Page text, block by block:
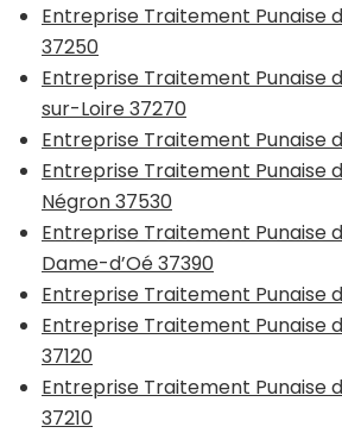
Entreprise Traitement Punaise
37250
Entreprise Traitement Punaise
sur-Loire 37270
Entreprise Traitement Punaise
Entreprise Traitement Punaise
Négron 37530
Entreprise Traitement Punaise
Dame-d’Oé 37390
Entreprise Traitement Punaise
Entreprise Traitement Punaise
37120
Entreprise Traitement Punaise
37210